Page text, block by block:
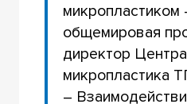
микропластиком
общемировая
директор
микропластика
–